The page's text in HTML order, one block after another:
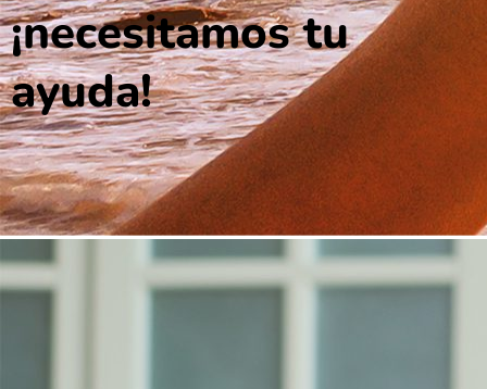
¡necesitamos tu
ayuda!